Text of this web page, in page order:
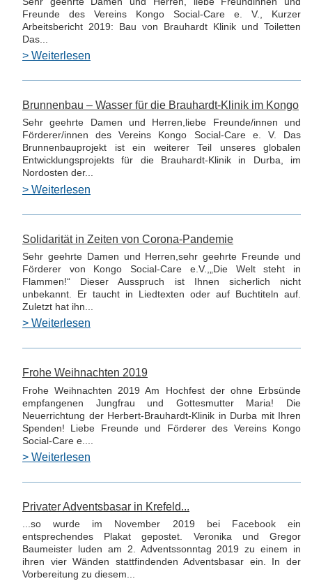
Freunde des Vereins Kongo Social-Care e. V., Kurzer
Arbeitsbericht 2019: Bau von Brauhardt Klinik und Toiletten
Das...
> Weiterlesen
Brunnenbau – Wasser für die Brauhardt-Klinik im Kongo
Sehr geehrte Damen und Herren,liebe Freunde/innen und
Förderer/innen des Vereins Kongo Social-Care e. V. Das
Brunnenbauprojekt ist ein weiterer Teil unseres globalen
Entwicklungsprojekts für die Brauhardt-Klinik in Durba, im
Nordosten der...
> Weiterlesen
Solidarität in Zeiten von Corona-Pandemie
Sehr geehrte Damen und Herren,sehr geehrte Freunde und
Förderer von Kongo Social-Care e.V.,„Die Welt steht in
Flammen!“ Dieser Ausspruch ist Ihnen sicherlich nicht
unbekannt. Er taucht in Liedtexten oder auf Buchtiteln auf.
Zuletzt hat ihn...
> Weiterlesen
Frohe Weihnachten 2019
Frohe Weihnachten 2019 Am Hochfest der ohne Erbsünde
empfangenen Jungfrau und Gottesmutter Maria! Die
Neuerrichtung der Herbert-Brauhardt-Klinik in Durba mit Ihren
Spenden! Liebe Freunde und Förderer des Vereins Kongo
Social-Care e....
> Weiterlesen
Privater Adventsbasar in Krefeld...
...so wurde im November 2019 bei Facebook ein
entsprechendes Plakat gepostet. Veronika und Gregor
Baumeister luden am 2. Adventssonntag 2019 zu einem in
ihren vier Wänden stattfindenden Adventsbasar ein. In der
Vorbereitung zu diesem...